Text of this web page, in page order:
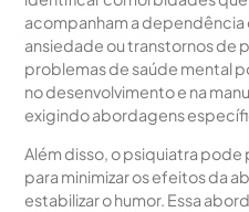
acompanham a
ansiedade ou transtornos de
problemas de saúde mental
no desenvolvimento e na
exigindo abordagens
Além disso, o psiquiatra
para minimizar os efeitos da
estabilizar o humor. Essa